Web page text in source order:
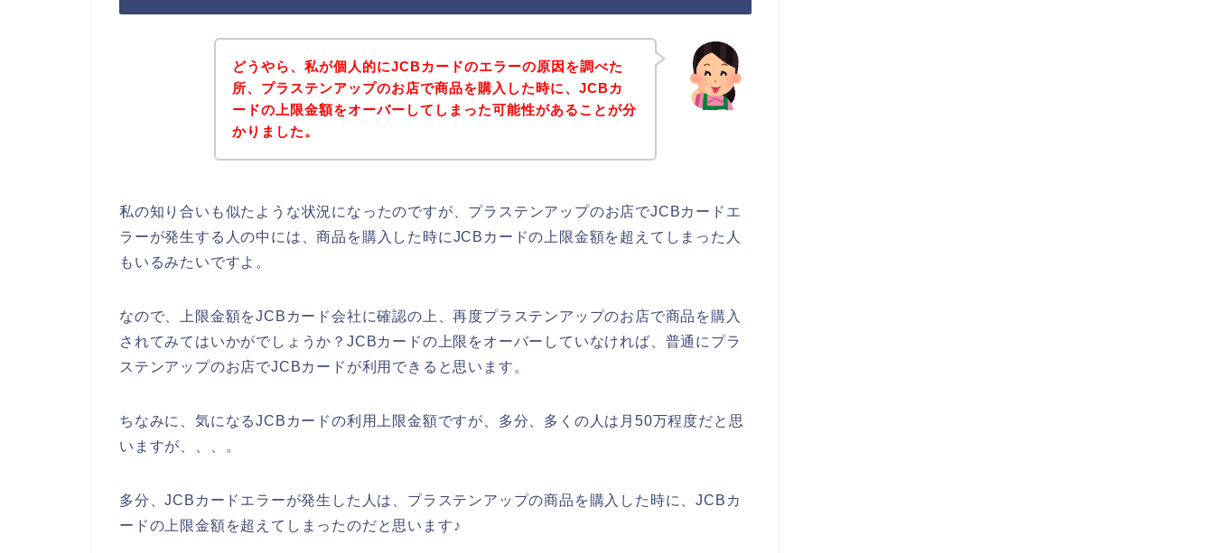
どうやら、私が個人的にJCBカードのエラーの原因を調べた
所、プラステンアップのお店で商品を購入した時に、JCBカ
ードの上限金額をオーバーしてしまった可能性があることが分
かりました。
私の知り合いも似たような状況になったのですが、プラステンアップのお店でJCBカードエ
ラーが発生する人の中には、商品を購入した時にJCBカードの上限金額を超えてしまった人
もいるみたいですよ。
なので、上限金額をJCBカード会社に確認の上、再度プラステンアップのお店で商品を購入
されてみてはいかがでしょうか？JCBカードの上限をオーバーしていなければ、普通にプラ
ステンアップのお店でJCBカードが利用できると思います。
ちなみに、気になるJCBカードの利用上限金額ですが、多分、多くの人は月50万程度だと思
いますが、、、。
多分、JCBカードエラーが発生した人は、プラステンアップの商品を購入した時に、JCBカ
ードの上限金額を超えてしまったのだと思います♪